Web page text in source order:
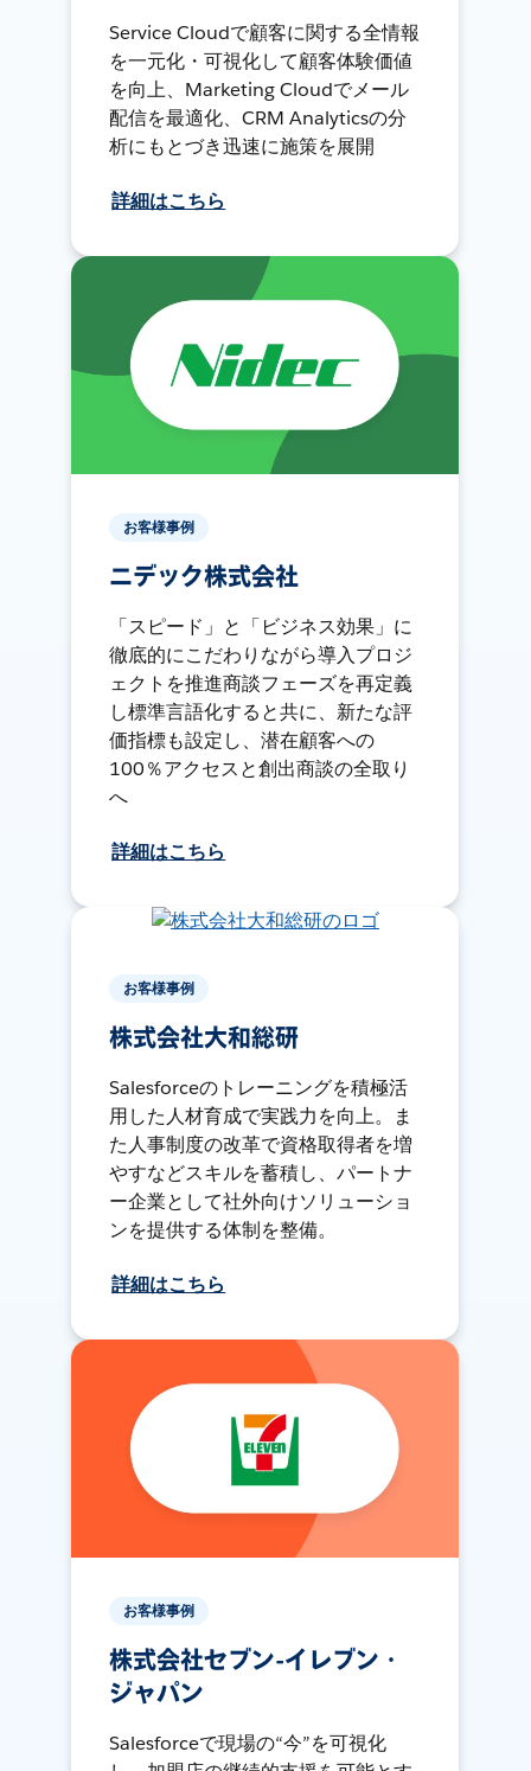
Service Cloudで顧客に関する全情報
を一元化・可視化して顧客体験価値
を向上、Marketing Cloudでメール
配信を最適化、CRM Analyticsの分
析にもとづき迅速に施策を展開
詳細はこちら
お客様事例
ニデック株式会社
「スピード」と「ビジネス効果」に
徹底的にこだわりながら導入プロジ
ェクトを推進商談フェーズを再定義
し標準言語化すると共に、新たな評
価指標も設定し、潜在顧客への
100％アクセスと創出商談の全取り
へ
詳細はこちら
お客様事例
株式会社大和総研
Salesforceのトレーニングを積極活
用した人材育成で実践力を向上。ま
た人事制度の改革で資格取得者を増
やすなどスキルを蓄積し、パートナ
ー企業として社外向けソリューショ
ンを提供する体制を整備。
詳細はこちら
お客様事例
株式会社セブン-イレブン・
ジャパン
Salesforceで現場の“今”を可視化